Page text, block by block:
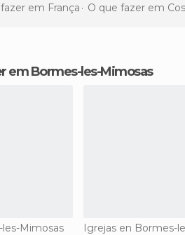
em França O que fazer em
em Bormes-les-Mimosas
Mimosas
Igrejas en Bormes-